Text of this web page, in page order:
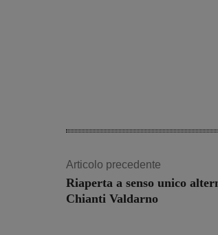
Articolo precedente
Riaperta a senso unico
Chianti Valdarno